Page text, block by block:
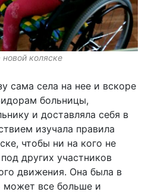
новой коляске
сама села на нее и вскоре
больницы,
и доставляла себя в
изучала правила
чтобы ни на кого не
других участников
движения. Она была в
может все больше и